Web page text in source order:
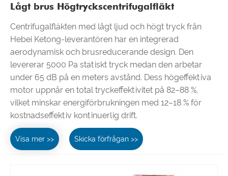
Lågt brus Högtryckscentrifugalfläkt
Centrifugalfläkten med lågt ljud och högt tryck från
Hebei Ketong-leverantören har en integrerad
aerodynamisk och brusreducerande design. Den
levererar 5000 Pa statiskt tryck medan den arbetar
under 65 dB på en meters avstånd. Dess högeffektiva
motor uppnår en total tryckeffektivitet på 82–88 %,
vilket minskar energiförbrukningen med 12–18 % för
kostnadseffektiv kontinuerlig drift.
Visa mer >> Skicka förfrågan >>